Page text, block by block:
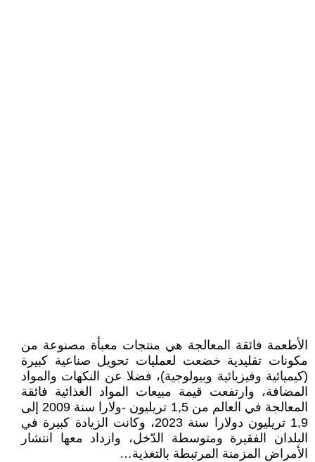
الأطعمة فائقة المعالجة هي منتجات معبأة مصنوعة من
مكونات تقليدية خضعت لعمليات تحويل صناعية كبيرة
(كيميائية وفيزيائية وبيولوجية)، فضلا عن النكهات والمواد
المضافة، وارتفعت قيمة مبيعات المواد الغذائية فائقة
المعالجة في العالم من 1,5 تريليون -ولارا سنة 2009 إلى
1,9 تريليون دولارا سنة 2023، وكانت الزيادة كبيرة في
البلدان الفقيرة ومتوسطة الدّخل، وازداد معها انتشار
الأمراض المزمنة المرتبطة بالتغذية…